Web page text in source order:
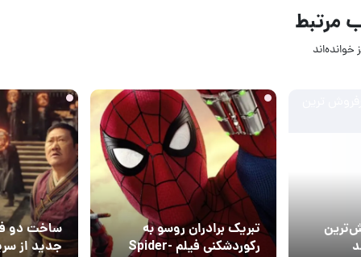
مرتبط
خوانده‌اند
تبریک برادران روسو به
رکوردشکنی فیلم Spider-
ساخت دو
جدید از